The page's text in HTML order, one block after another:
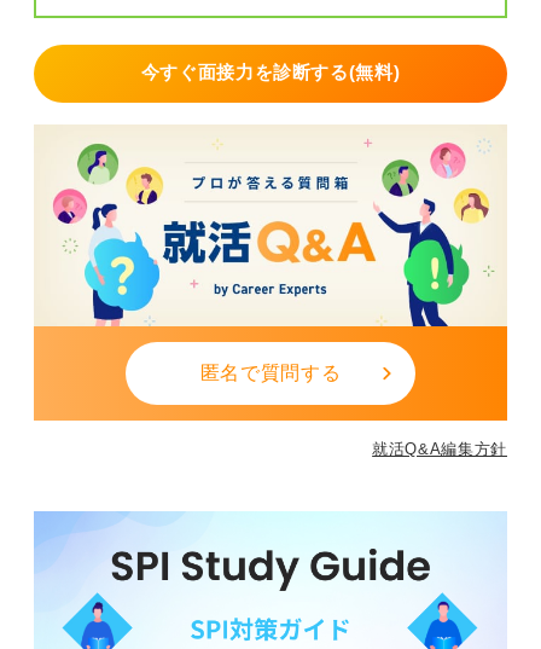
今すぐ面接力を診断する(無料)
匿名で質問する
就活Q&A編集方針